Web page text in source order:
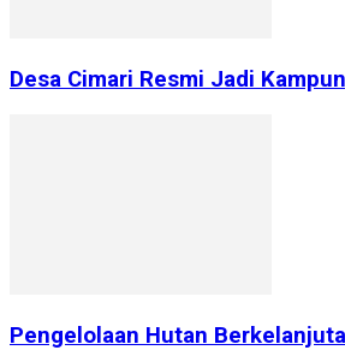
Desa Cimari Resmi Jadi
Pengelolaan Hutan